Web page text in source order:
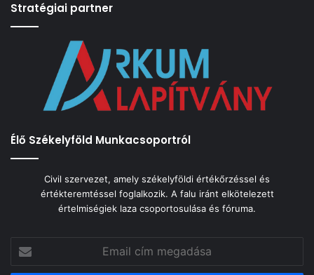
Stratégiai partner
Élő Székelyföld Munkacsoportról
Civil szervezet, amely székelyföldi értékőrzéssel és
értékteremtéssel foglalkozik. A falu iránt elkötelezett
értelmiségiek laza csoportosulása és fóruma.
cím
megadása